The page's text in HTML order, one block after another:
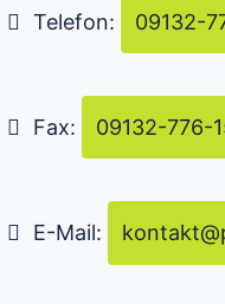
Telefon: 09132-
Fax: 09132-776-
E-Mail: kontakt@